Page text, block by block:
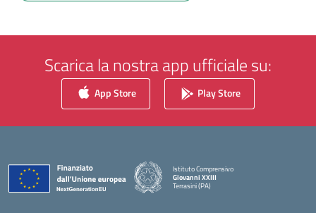
Scarica la nostra app ufficiale su:
App Store Play Store
Istituto Comprensivo
Giovanni XXIII
Terrasini (PA)